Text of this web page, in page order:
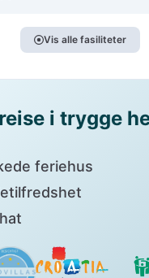
Vis alle fasiliteter
i trygge
feriehus